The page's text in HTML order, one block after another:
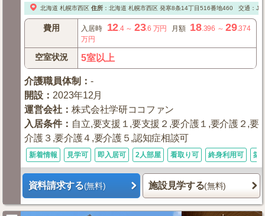
北海道 札幌市西区 住所： 北海道 札幌市西区発寒8条14丁目516番地460 交通：JR
費用 入居時 12.4～ 23.6 万円 月額 18.396 ～29.374
万円
空室状況 5室以上
介護職員体制 ：-
開設 ： 2023年12月
運営会社 ：株式会社学研ココファン
入居条件： 自立,要支援１,要支援２,要介護１,要介護２,要
介護３,要介護４,要介護５,認知症相談可
新着情報 見学可 即入居可 2人部屋 看取り可 終身利用可 築
資料請求する(無料) 施設見学する(無料)